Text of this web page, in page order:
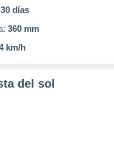
30 días
360 mm
km/h
del sol